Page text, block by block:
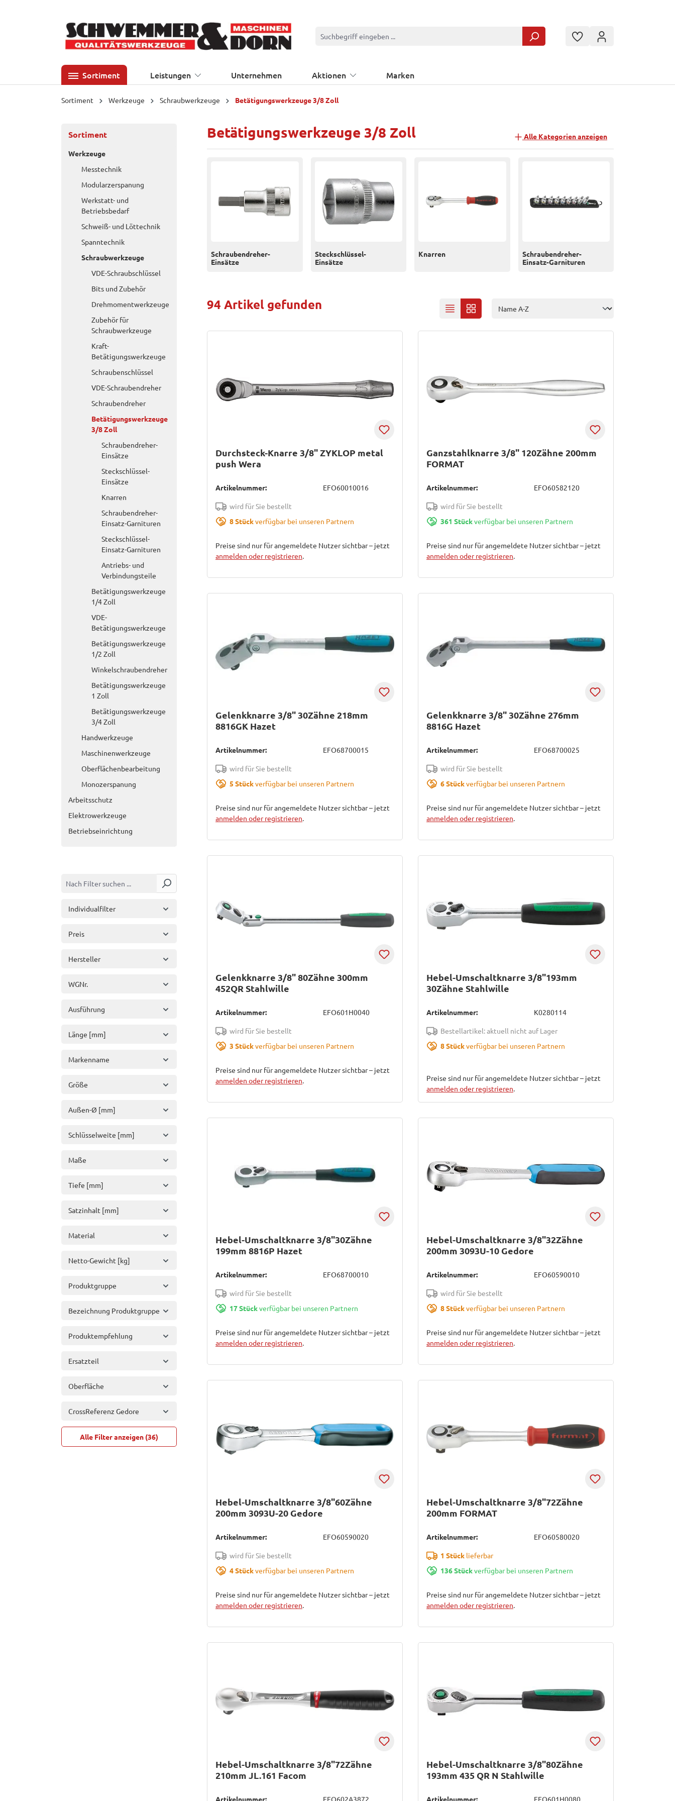
Sortiment Leistungen Unternehmen Aktionen Marken
Sortiment Werkzeuge Schraubwerkzeuge Betätigungswerkzeuge 3/8 Zoll
Sortiment
Werkzeuge
Messtechnik
Modularzerspanung
Werkstatt- und
Betriebsbedarf
Schweiß- und Löttechnik
Spanntechnik
Schraubwerkzeuge
VDE-Schraubschlüssel
Bits und Zubehör
Drehmomentwerkzeuge
Zubehör für
Schraubwerkzeuge
Kraft-
Betätigungswerkzeuge
Schraubenschlüssel
VDE-Schraubendreher
Schraubendreher
Betätigungswerkzeuge
3/8 Zoll
Schraubendreher-
Einsätze
Steckschlüssel-
Einsätze
Knarren
Schraubendreher-
Einsatz-Garnituren
Steckschlüssel-
Einsatz-Garnituren
Antriebs- und
Verbindungsteile
Betätigungswerkzeuge
1/4 Zoll
VDE-
Betätigungswerkzeuge
Betätigungswerkzeuge
1/2 Zoll
Winkelschraubendreher
Betätigungswerkzeuge
1 Zoll
Betätigungswerkzeuge
3/4 Zoll
Handwerkzeuge
Maschinenwerkzeuge
Oberflächenbearbeitung
Monozerspanung
Arbeitsschutz
Elektrowerkzeuge
Betriebseinrichtung
Individualfilter
Preis
Hersteller
WGNr.
Ausführung
Länge [mm]
Markenname
Größe
Außen-Ø [mm]
Schlüsselweite [mm]
Maße
Tiefe [mm]
Satzinhalt [mm]
Material
Netto-Gewicht [kg]
Produktgruppe
Bezeichnung Produktgruppe
Produktempfehlung
Ersatzteil
Oberfläche
CrossReferenz Gedore
Alle Filter anzeigen (36)
Betätigungswerkzeuge 3/8 Zoll Alle Kategorien anzeigen
Schraubendreher-
Einsätze
Steckschlüssel-
Einsätze
Knarren
Schraubendreher-
Einsatz-Garnituren
94 Artikel gefunden
Durchsteck-Knarre 3/8" ZYKLOP metal
push Wera
Artikelnummer: EFO60010016
wird für Sie bestellt
8 Stückverfügbar bei unseren Partnern
Preise sind nur für angemeldete Nutzer sichtbar – jetzt
anmelden oder registrieren.
Ganzstahlknarre 3/8" 120Zähne 200mm
FORMAT
Artikelnummer: EFO60582120
wird für Sie bestellt
361 Stückverfügbar bei unseren Partnern
Preise sind nur für angemeldete Nutzer sichtbar – jetzt
anmelden oder registrieren.
Gelenkknarre 3/8" 30Zähne 218mm
8816GK Hazet
Artikelnummer: EFO68700015
wird für Sie bestellt
5 Stückverfügbar bei unseren Partnern
Preise sind nur für angemeldete Nutzer sichtbar – jetzt
anmelden oder registrieren.
Gelenkknarre 3/8" 30Zähne 276mm
8816G Hazet
Artikelnummer: EFO68700025
wird für Sie bestellt
6 Stückverfügbar bei unseren Partnern
Preise sind nur für angemeldete Nutzer sichtbar – jetzt
anmelden oder registrieren.
Gelenkknarre 3/8" 80Zähne 300mm
452QR Stahlwille
Artikelnummer: EFO601H0040
wird für Sie bestellt
3 Stückverfügbar bei unseren Partnern
Preise sind nur für angemeldete Nutzer sichtbar – jetzt
anmelden oder registrieren.
Hebel-Umschaltknarre 3/8"193mm
30Zähne Stahlwille
Artikelnummer: K0280114
Bestellartikel: aktuell nicht auf Lager
8 Stückverfügbar bei unseren Partnern
Preise sind nur für angemeldete Nutzer sichtbar – jetzt
anmelden oder registrieren.
Hebel-Umschaltknarre 3/8"30Zähne
199mm 8816P Hazet
Artikelnummer: EFO68700010
wird für Sie bestellt
17 Stückverfügbar bei unseren Partnern
Preise sind nur für angemeldete Nutzer sichtbar – jetzt
anmelden oder registrieren.
Hebel-Umschaltknarre 3/8"32Zähne
200mm 3093U-10 Gedore
Artikelnummer: EFO60590010
wird für Sie bestellt
8 Stückverfügbar bei unseren Partnern
Preise sind nur für angemeldete Nutzer sichtbar – jetzt
anmelden oder registrieren.
Hebel-Umschaltknarre 3/8"60Zähne
200mm 3093U-20 Gedore
Artikelnummer: EFO60590020
wird für Sie bestellt
4 Stückverfügbar bei unseren Partnern
Preise sind nur für angemeldete Nutzer sichtbar – jetzt
anmelden oder registrieren.
Hebel-Umschaltknarre 3/8"72Zähne
200mm FORMAT
Artikelnummer: EFO60580020
1 Stücklieferbar
136 Stückverfügbar bei unseren Partnern
Preise sind nur für angemeldete Nutzer sichtbar – jetzt
anmelden oder registrieren.
Hebel-Umschaltknarre 3/8"72Zähne
210mm JL.161 Facom
Artikelnummer: EFO602A3872
Hebel-Umschaltknarre 3/8"80Zähne
193mm 435 QR N Stahlwille
Artikelnummer: EFO601H0080